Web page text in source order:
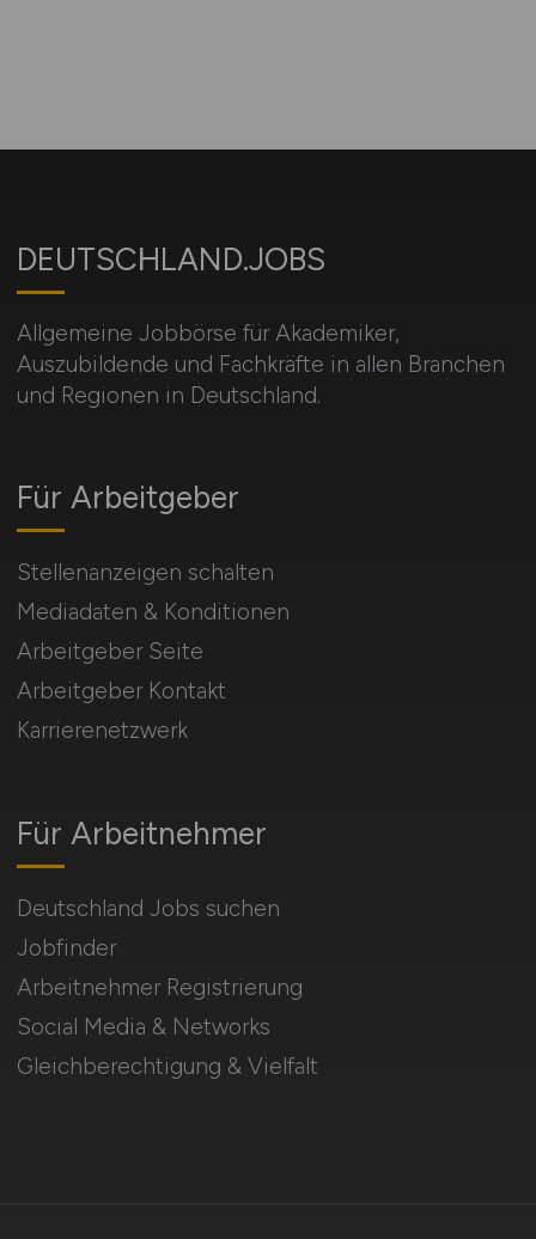
DEUTSCHLAND.JOBS
Allgemeine Jobbörse für Akademiker,
Auszubildende und Fachkräfte in allen Branchen
und Regionen in Deutschland.
Für Arbeitnehmer
Deutschland Jobs suchen
Jobfinder
Arbeitnehmer Registrierung
Social Media & Networks
Gleichberechtigung & Vielfalt
Für Arbeitgeber
Stellenanzeigen schalten
Mediadaten & Konditionen
Arbeitgeber Seite
Arbeitgeber Kontakt
Karrierenetzwerk